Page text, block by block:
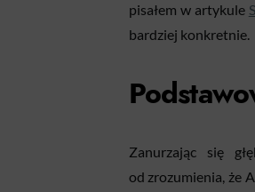
pisałem w artykule
bardziej konkretnie.
Zanurzając się
od zrozumienia, że